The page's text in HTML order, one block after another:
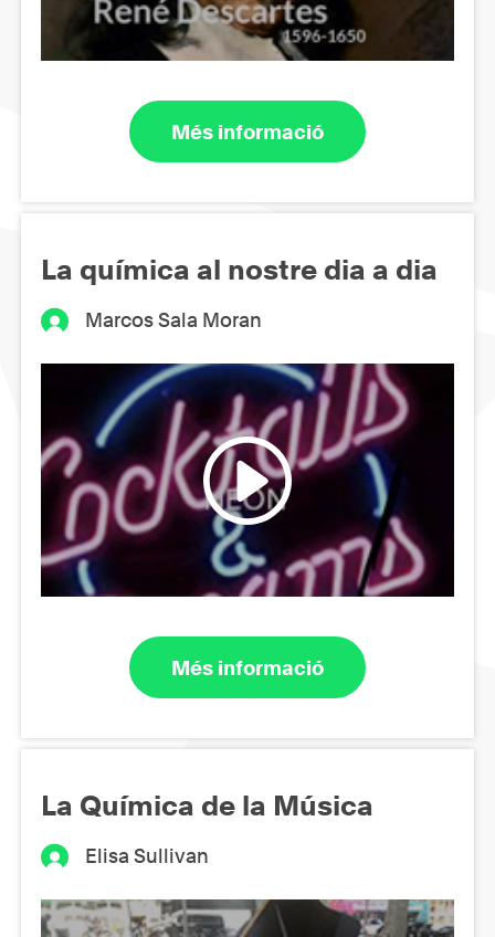
Més informació
La química al nostre dia a dia
Marcos Sala Moran
Més informació
La Química de la Música
Elisa Sullivan